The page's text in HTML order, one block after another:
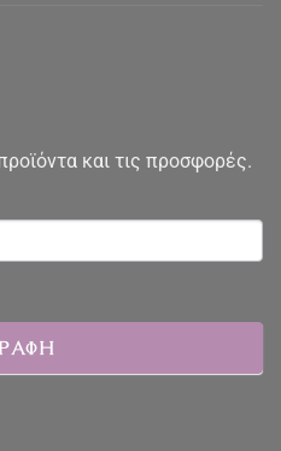
και τις προσφορές.